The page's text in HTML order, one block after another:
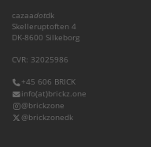
cazaadotdk
Skelleruptoften 4
DK-8600 Silkeborg
CVR: 32025986
+45 606 BRICK
info(at)brickz.one
@brickzone
@brickzonedk